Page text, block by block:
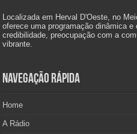
Localizada em Herval D'Oeste, no
oferece uma programação dinâmica
credibilidade, preocupação com a
vibrante.
Navegação Rápida
Home
A Rádio